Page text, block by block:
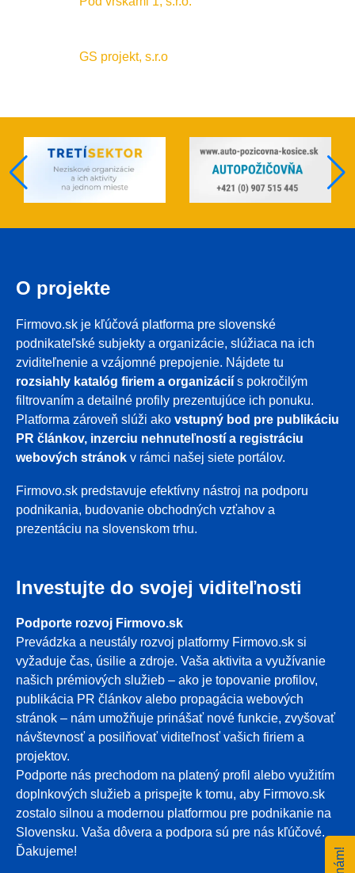
GS projekt, s.r.o
O projekte
Firmovo.sk je kľúčová platforma pre slovenské
podnikateľské subjekty a organizácie, slúžiaca na ich
zviditeľnenie a vzájomné prepojenie. Nájdete tu
rozsiahly katalóg firiem a organizácií s pokročilým
filtrovaním a detailné profily prezentujúce ich ponuku.
Platforma zároveň slúži ako vstupný bod pre publikáciu
PR článkov, inzerciu nehnuteľností a registráciu
webových stránok v rámci našej siete portálov.
Firmovo.sk predstavuje efektívny nástroj na podporu
podnikania, budovanie obchodných vzťahov a
prezentáciu na slovenskom trhu.
Investujte do svojej viditeľnosti
Podporte rozvoj Firmovo.sk
Prevádzka a neustály rozvoj platformy Firmovo.sk si
vyžaduje čas, úsilie a zdroje. Vaša aktivita a využívanie
našich prémiových služieb – ako je topovanie profilov,
publikácia PR článkov alebo propagácia webových
stránok – nám umožňuje prinášať nové funkcie, zvyšovať
návštevnosť a posilňovať viditeľnosť vašich firiem a
projektov.
Podporte nás prechodom na platený profil alebo využitím
doplnkových služieb a prispejte k tomu, aby Firmovo.sk
zostalo silnou a modernou platformou pre podnikanie na
Slovensku. Vaša dôvera a podpora sú pre nás kľúčové.
Ďakujeme!